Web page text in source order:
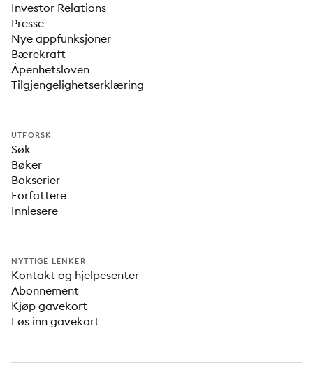
Investor Relations
Presse
Nye appfunksjoner
Bærekraft
Åpenhetsloven
Tilgjengelighetserklæring
UTFORSK
Søk
Bøker
Bokserier
Forfattere
Innlesere
NYTTIGE LENKER
Kontakt og hjelpesenter
Abonnement
Kjøp gavekort
Løs inn gavekort